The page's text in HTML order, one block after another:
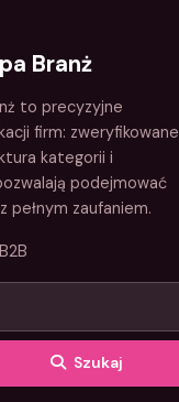
Branż
to precyzyjne
firm: zweryfikowane
kategorii i
podejmować
pełnym zaufaniem.
Szukaj